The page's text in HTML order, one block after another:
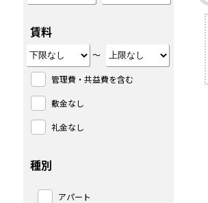
賃料
～
管理費・共益費を含む
敷金なし
礼金なし
種別
アパート